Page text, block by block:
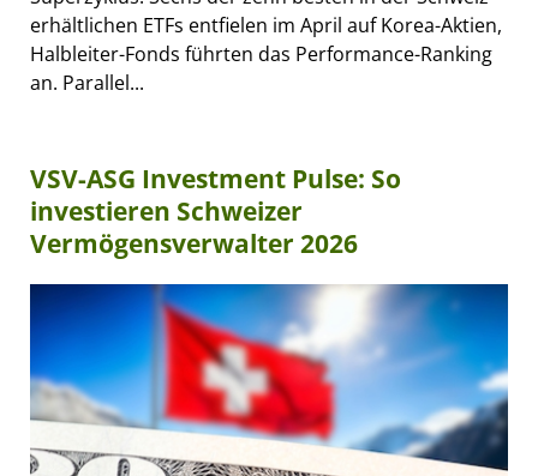
erhältlichen ETFs entfielen im April auf Korea-Aktien,
Halbleiter-Fonds führten das Performance-Ranking
an. Parallel...
VSV-ASG Investment Pulse: So
investieren Schweizer
Vermögensverwalter 2026